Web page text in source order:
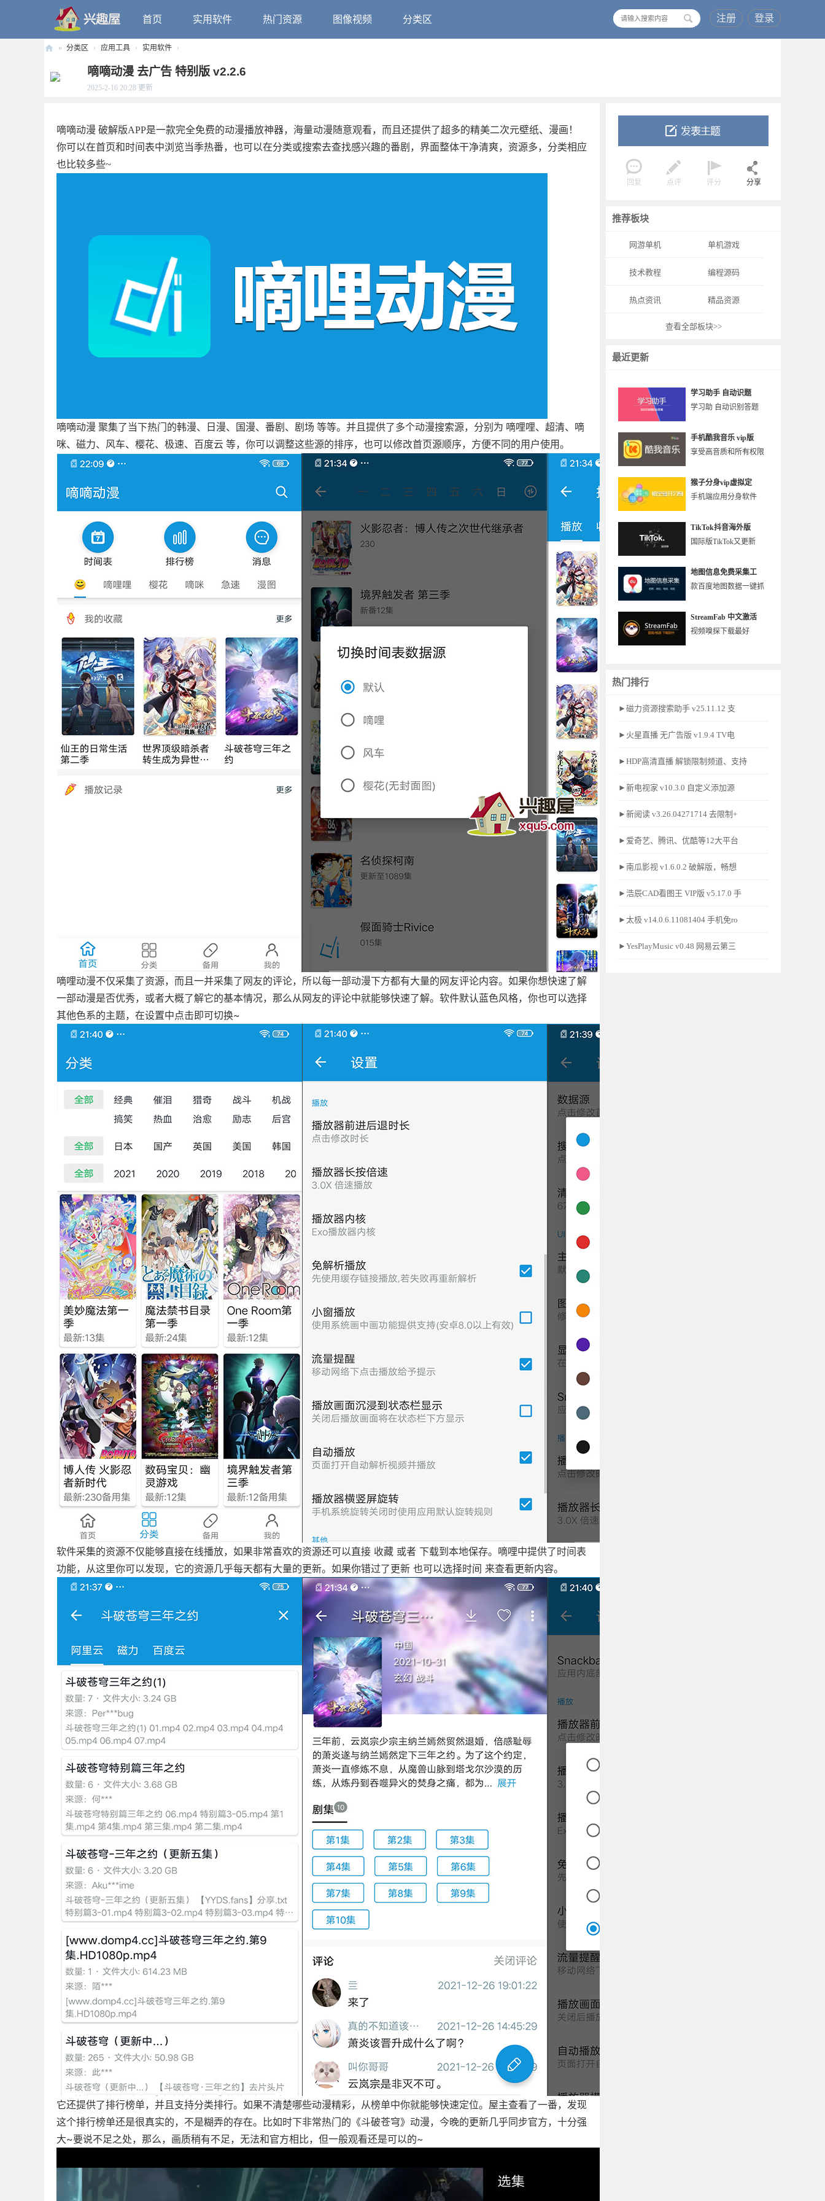
首页 实用软件 热门资源 图像视频 分类区 注册 登录
趣
» 分类区 › 应用工具 › 实用软件 ›
嘀嘀动漫 去广告 特别版 v2.2.6
2025-2-16 20:28 更新
回复 点评 评分 分享
推荐板块
网游单机 单机游戏
技术教程 编程源码
热点资讯 精品资源
查看全部板块>>
最近更新
学习助手 自动识题
学习助 自动识别答题
手机酷我音乐 vip版
享受高音质和所有权限
猴子分身vip虚拟定
手机端应用分身软件
TikTok抖音海外版
国际版TikTok又更新
地图信息免费采集工
款百度地图数据一键抓
StreamFab 中文激活
视频嗅探下载最好
热门排行
►磁力资源搜索助手 v25.11.12 支
►火星直播 无广告版 v1.9.4 TV电
►HDP高清直播 解锁限制频道、支持
►新电视家 v10.3.0 自定义添加源
►新阅读 v3.26.04271714 去限制+
►爱奇艺、腾讯、优酷等12大平台
►南瓜影视 v1.6.0.2 破解版，畅想
►浩辰CAD看图王 VIP版 v5.17.0 手
►太极 v14.0.6.11081404 手机免ro
►YesPlayMusic v0.48 网易云第三
嘀嘀动漫 破解版APP是一款完全免费的动漫播放神器，海量动漫随意观看，而且还提供了超多的精美二次元壁纸、漫画！
你可以在首页和时间表中浏览当季热番，也可以在分类或搜索去查找感兴趣的番剧，界面整体干净清爽，资源多，分类相应
也比较多些~
嘀嘀动漫 聚集了当下热门的韩漫、日漫、国漫、番剧、剧场 等等。并且提供了多个动漫搜索源，分别为 嘀哩哩、超清、嘀
咪、磁力、风车、樱花、极速、百度云 等，你可以调整这些源的排序，也可以修改首页源顺序，方便不同的用户使用。
嘀哩动漫不仅采集了资源，而且一并采集了网友的评论，所以每一部动漫下方都有大量的网友评论内容。如果你想快速了解
一部动漫是否优秀，或者大概了解它的基本情况，那么从网友的评论中就能够快速了解。软件默认蓝色风格，你也可以选择
其他色系的主题，在设置中点击即可切换~
软件采集的资源不仅能够直接在线播放，如果非常喜欢的资源还可以直接 收藏 或者 下载到本地保存。嘀哩中提供了时间表
功能，从这里你可以发现，它的资源几乎每天都有大量的更新。如果你错过了更新 也可以选择时间 来查看更新内容。
它还提供了排行榜单，并且支持分类排行。如果不清楚哪些动漫精彩，从榜单中你就能够快速定位。屋主查看了一番，发现
这个排行榜单还是很真实的，不是糊弄的存在。比如时下非常热门的《斗破苍穹》动漫，今晚的更新几乎同步官方，十分强
大~要说不足之处，那么，画质稍有不足，无法和官方相比，但一般观看还是可以的~